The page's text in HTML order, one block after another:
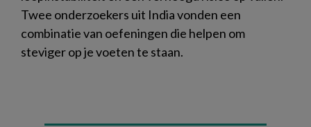
Twee onderzoekers uit India vonden een
combinatie van oefeningen die helpen om
steviger op je voeten te staan.